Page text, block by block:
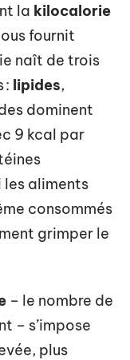
la kilocalorie
fournit
naît de trois
: lipides,
dominent
9 kcal par
aliments
consommés
grimper le
– le nombre de
– s’impose
plus